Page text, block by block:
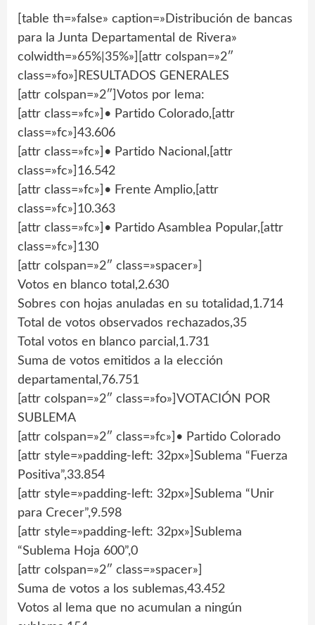
[table th=»false» caption=»Distribución de bancas
para la Junta Departamental de Rivera»
colwidth=»65%|35%»][attr colspan=»2″
class=»fo»]RESULTADOS GENERALES
[attr colspan=»2″]Votos por lema:
[attr class=»fc»]• Partido Colorado,[attr
class=»fc»]43.606
[attr class=»fc»]• Partido Nacional,[attr
class=»fc»]16.542
[attr class=»fc»]• Frente Amplio,[attr
class=»fc»]10.363
[attr class=»fc»]• Partido Asamblea Popular,[attr
class=»fc»]130
[attr colspan=»2″ class=»spacer»]
Votos en blanco total,2.630
Sobres con hojas anuladas en su totalidad,1.714
Total de votos observados rechazados,35
Total votos en blanco parcial,1.731
Suma de votos emitidos a la elección
departamental,76.751
[attr colspan=»2″ class=»fo»]VOTACIÓN POR
SUBLEMA
[attr colspan=»2″ class=»fc»]• Partido Colorado
[attr style=»padding-left: 32px»]Sublema “Fuerza
Positiva”,33.854
[attr style=»padding-left: 32px»]Sublema “Unir
para Crecer”,9.598
[attr style=»padding-left: 32px»]Sublema
“Sublema Hoja 600”,0
[attr colspan=»2″ class=»spacer»]
Suma de votos a los sublemas,43.452
Votos al lema que no acumulan a ningún